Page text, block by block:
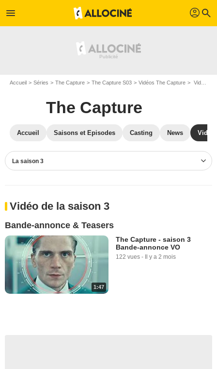
menu profil search
Accueil Séries The Capture The Capture S03 Vidéos The Capture Vidéos The Capture S03
The Capture
Accueil Saisons et Episodes Casting News
La saison 3
Vidéo de la saison 3
Bande-annonce & Teasers
1:47
The Capture - saison 3
Bande-annonce VO
122 vues - Il y a 2 mois